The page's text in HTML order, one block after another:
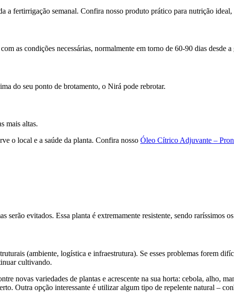
a fertirrigação semanal. Confira nosso produto prático para nutrição ideal,
as condições necessárias, normalmente em torno de 60-90 dias desde
do seu ponto de brotamento, o Nirá pode rebrotar.
mais altas.
o local e a saúde da planta. Confira nosso Óleo Cítrico Adjuvante –
evitados. Essa planta é extremamente resistente, sendo raríssimos
(ambiente, logística e infraestrutura). Se esses problemas forem
cultivando.
novas variedades de plantas e acrescente na sua horta: cebola, alho,
Outra opção interessante é utilizar algum tipo de repelente natural –